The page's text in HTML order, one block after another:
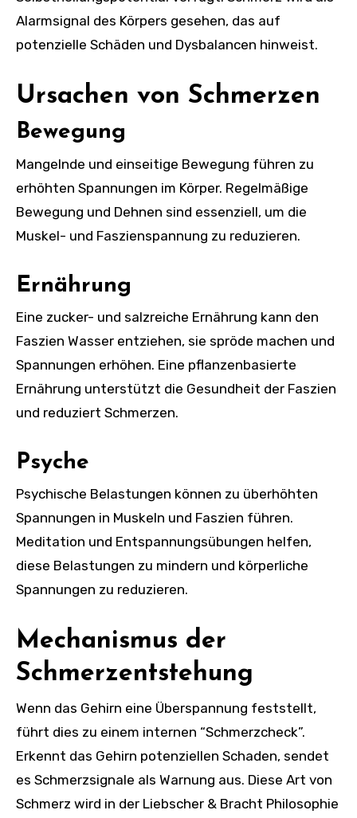
Alarmsignal des Körpers gesehen, das auf
potenzielle Schäden und Dysbalancen hinweist.
Ursachen von Schmerzen
Bewegung
Mangelnde und einseitige Bewegung führen zu
erhöhten Spannungen im Körper. Regelmäßige
Bewegung und Dehnen sind essenziell, um die
Muskel- und Faszienspannung zu reduzieren.
Ernährung
Eine zucker- und salzreiche Ernährung kann den
Faszien Wasser entziehen, sie spröde machen und
Spannungen erhöhen. Eine pflanzenbasierte
Ernährung unterstützt die Gesundheit der Faszien
und reduziert Schmerzen.
Psyche
Psychische Belastungen können zu überhöhten
Spannungen in Muskeln und Faszien führen.
Meditation und Entspannungsübungen helfen,
diese Belastungen zu mindern und körperliche
Spannungen zu reduzieren.
Mechanismus der
Schmerzentstehung
Wenn das Gehirn eine Überspannung feststellt,
führt dies zu einem internen “Schmerzcheck”.
Erkennt das Gehirn potenziellen Schaden, sendet
es Schmerzsignale als Warnung aus. Diese Art von
Schmerz wird in der Liebscher & Bracht Philosophie